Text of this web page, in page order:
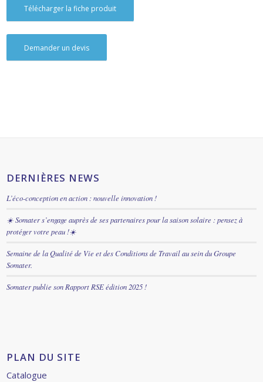
Télécharger la fiche produit
Demander un devis
DERNIÈRES NEWS
L’éco-conception en action : nouvelle innovation !
☀️ Somater s’engage auprès de ses partenaires pour la saison solaire : pensez à
protéger votre peau !☀️
Semaine de la Qualité de Vie et des Conditions de Travail au sein du Groupe
Somater.
Somater publie son Rapport RSE édition 2025 !
PLAN DU SITE
Catalogue